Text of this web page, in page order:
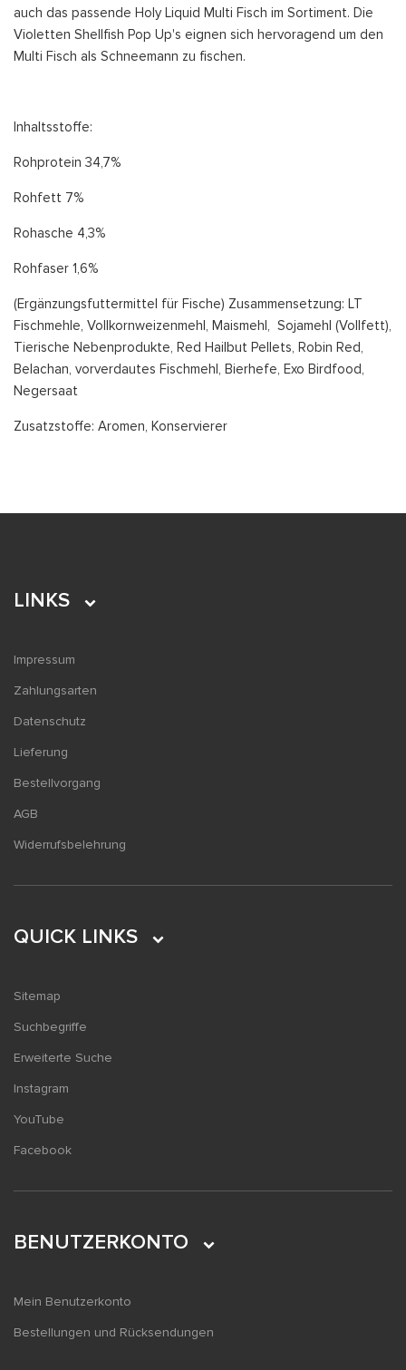
auch das passende Holy Liquid Multi Fisch im Sortiment. Die
Violetten Shellfish Pop Up's eignen sich hervoragend um den
Multi Fisch als Schneemann zu fischen.
Inhaltsstoffe:
Rohprotein 34,7%
Rohfett 7%
Rohasche 4,3%
Rohfaser 1,6%
(Ergänzungsfuttermittel für Fische) Zusammensetzung: LT
Fischmehle, Vollkornweizenmehl, Maismehl, Sojamehl (Vollfett),
Tierische Nebenprodukte, Red Hailbut Pellets, Robin Red,
Belachan, vorverdautes Fischmehl, Bierhefe, Exo Birdfood,
Negersaat
Zusatzstoffe: Aromen, Konservierer
LINKS
Impressum
Zahlungsarten
Datenschutz
Lieferung
Bestellvorgang
AGB
Widerrufsbelehrung
QUICK LINKS
Sitemap
Suchbegriffe
Erweiterte Suche
Instagram
YouTube
Facebook
BENUTZERKONTO
Mein Benutzerkonto
Bestellungen und Rücksendungen